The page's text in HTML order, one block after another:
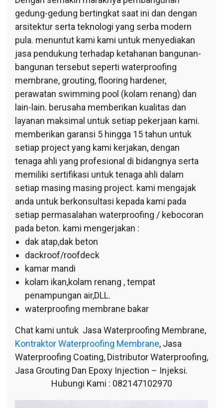
gedung-gedung bertingkat saat ini dan dengan
arsitektur serta teknologi yang serba modern
pula. menuntut kami kami untuk menyediakan
jasa pendukung terhadap ketahanan bangunan-
bangunan tersebut seperti waterproofing
membrane, grouting, flooring hardener,
perawatan swimming pool (kolam renang) dan
lain-lain. berusaha memberikan kualitas dan
layanan maksimal untuk setiap pekerjaan kami.
memberikan garansi 5 hingga 15 tahun untuk
setiap project yang kami kerjakan, dengan
tenaga ahli yang profesional di bidangnya serta
memiliki sertifikasi untuk tenaga ahli dalam
setiap masing masing project. kami mengajak
anda untuk berkonsultasi kepada kami pada
setiap permasalahan waterproofing / kebocoran
pada beton. kami mengerjakan :
dak atap,dak beton
dackroof/roofdeck
kamar mandi
kolam ikan,kolam renang , tempat
penampungan air,DLL.
waterproofing membrane bakar
Chat kami untuk Jasa Waterproofing Membrane,
Kontraktor Waterproofing Membrane, Jasa
Waterproofing Coating, Distributor Waterproofing,
Jasa Grouting Dan Epoxy Injection – Injeksi.
Hubungi Kami : 082147102970